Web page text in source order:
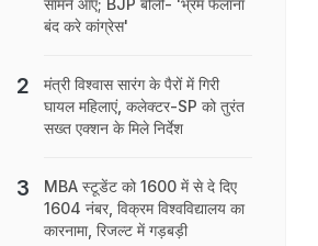
सामने आए; BJP बोली- 'भ्रम फैलाना
बंद करे कांग्रेस'
मंत्री विश्वास सारंग के पैरों में गिरी
घायल महिलाएं, कलेक्टर-SP को तुरंत
सख्त एक्शन के मिले निर्देश
MBA स्‍टूडेंट को 1600 में से दे दिए
1604 नंबर, विक्रम विश्वविद्यालय का
कारनामा, रिजल्‍ट में गड़बड़ी